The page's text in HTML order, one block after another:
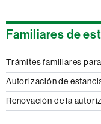
Familiares de
Trámites familiares
Autorización de
Renovación de la